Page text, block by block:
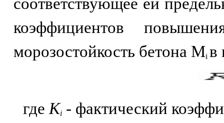
коэффициентов
морозостойкость бетона Мi в
где Кi - фактический